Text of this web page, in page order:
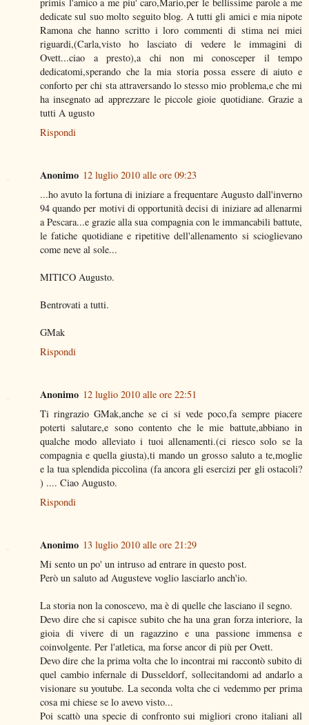
dedicate sul suo molto seguito blog. A tutti gli amici e mia nipote
Ramona che hanno scritto i loro commenti di stima nei miei
riguardi,(Carla,visto ho lasciato di vedere le immagini di
Ovett...ciao a presto),a chi non mi conosceper il tempo
dedicatomi,sperando che la mia storia possa essere di aiuto e
conforto per chi sta attraversando lo stesso mio problema,e che mi
ha insegnato ad apprezzare le piccole gioie quotidiane. Grazie a
tutti A ugusto
Rispondi
Anonimo 12 luglio 2010 alle ore 09:23
...ho avuto la fortuna di iniziare a frequentare Augusto dall'inverno
94 quando per motivi di opportunità decisi di iniziare ad allenarmi
a Pescara...e grazie alla sua compagnia con le immancabili battute,
le fatiche quotidiane e ripetitive dell'allenamento si scioglievano
come neve al sole...
MITICO Augusto.
Bentrovati a tutti.
GMak
Rispondi
Anonimo 12 luglio 2010 alle ore 22:51
Ti ringrazio GMak,anche se ci si vede poco,fa sempre piacere
poterti salutare,e sono contento che le mie battute,abbiano in
qualche modo alleviato i tuoi allenamenti.(ci riesco solo se la
compagnia e quella giusta),ti mando un grosso saluto a te,moglie
e la tua splendida piccolina (fa ancora gli esercizi per gli ostacoli?
) .... Ciao Augusto.
Rispondi
Anonimo 13 luglio 2010 alle ore 21:29
Mi sento un po' un intruso ad entrare in questo post.
Però un saluto ad Augusteve voglio lasciarlo anch'io.
La storia non la conoscevo, ma è di quelle che lasciano il segno.
Devo dire che si capisce subito che ha una gran forza interiore, la
gioia di vivere di un ragazzino e una passione immensa e
coinvolgente. Per l'atletica, ma forse ancor di più per Ovett.
Devo dire che la prima volta che lo incontrai mi raccontò subito di
quel cambio infernale di Dusseldorf, sollecitandomi ad andarlo a
visionare su youtube. La seconda volta che ci vedemmo per prima
cosa mi chiese se lo avevo visto...
Poi scattò una specie di confronto sui migliori crono italiani all